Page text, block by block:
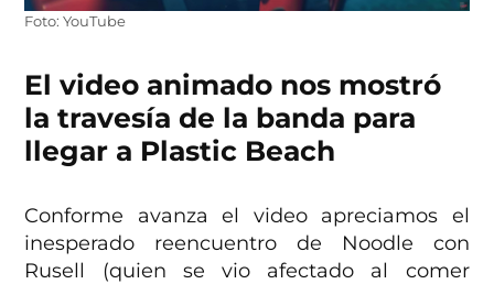
Foto: YouTube
El video animado nos mostró
la travesía de la banda para
llegar a Plastic Beach
Conforme avanza el video apreciamos el
inesperado reencuentro de Noodle con
Rusell (quien se vio afectado al comer